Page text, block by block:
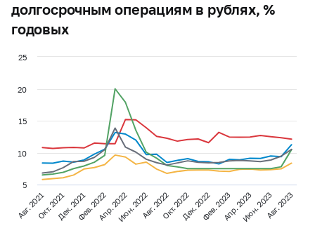
долгосрочным операциям в рублях, %
годовых
Авг. 2021Окт. 2021Дек. 2021Фев. 2022Апр. 2022Июн. 2022Авг. 2022Окт. 2022Дек. 2022Фев. 2023Апр. 2023Июн. 2023Авг. 2023
5
10
15
20
25